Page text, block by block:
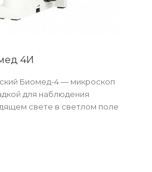
4И
Биомед-4 — микроскоп
для наблюдения
свете в светлом поле